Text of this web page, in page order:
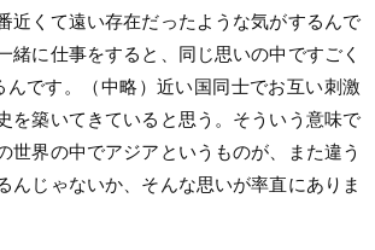
近くて遠い存在だったような気がするんで
緒に仕事をすると、同じ思いの中ですごく
んです。（中略）近い国同士でお互い刺激
を築いてきていると思う。そういう意味で
世界の中でアジアというものが、また違う
んじゃないか、そんな思いが率直にありま